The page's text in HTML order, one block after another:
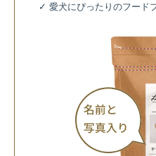
✓ 愛犬にぴったりのフード